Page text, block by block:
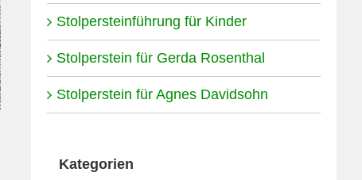
Stolpersteinführung für Kinder
Stolperstein für Gerda Rosenthal
Stolperstein für Agnes Davidsohn
Kategorien